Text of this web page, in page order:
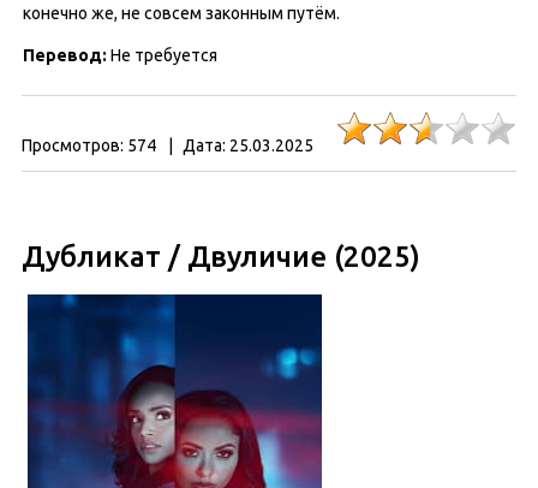
конечно же, не совсем законным путём.
Перевод: Не требуется
Просмотров: 574 Дата: 25.03.2025
Дубликат / Двуличие (2025)